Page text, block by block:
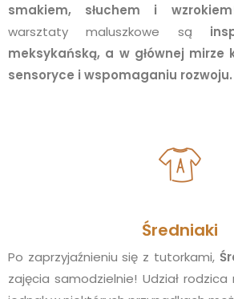
smakiem, słuchem i
warsztaty maluszkowe są
meksykańską, a w głównej mirze
sensoryce i wspomaganiu rozwoju.
Średniaki
Po zaprzyjaźnieniu się z tutorkami,
zajęcia samodzielnie! Udział